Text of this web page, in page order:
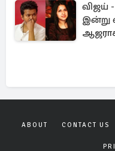
விஜய்
இன்று
ABOUT CONTACT US